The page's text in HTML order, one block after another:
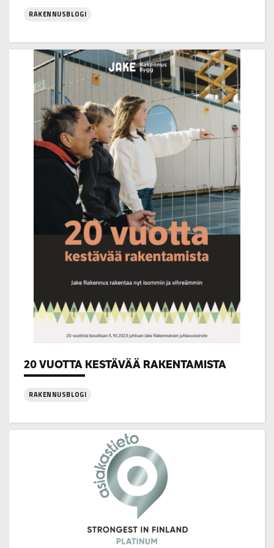
RAKENNUSBLOGI
Rakennustyöntekijää
20 VUOTTA KESTÄVÄÄ RAKENTAMISTA
Categories:
RAKENNUSBLOGI
20